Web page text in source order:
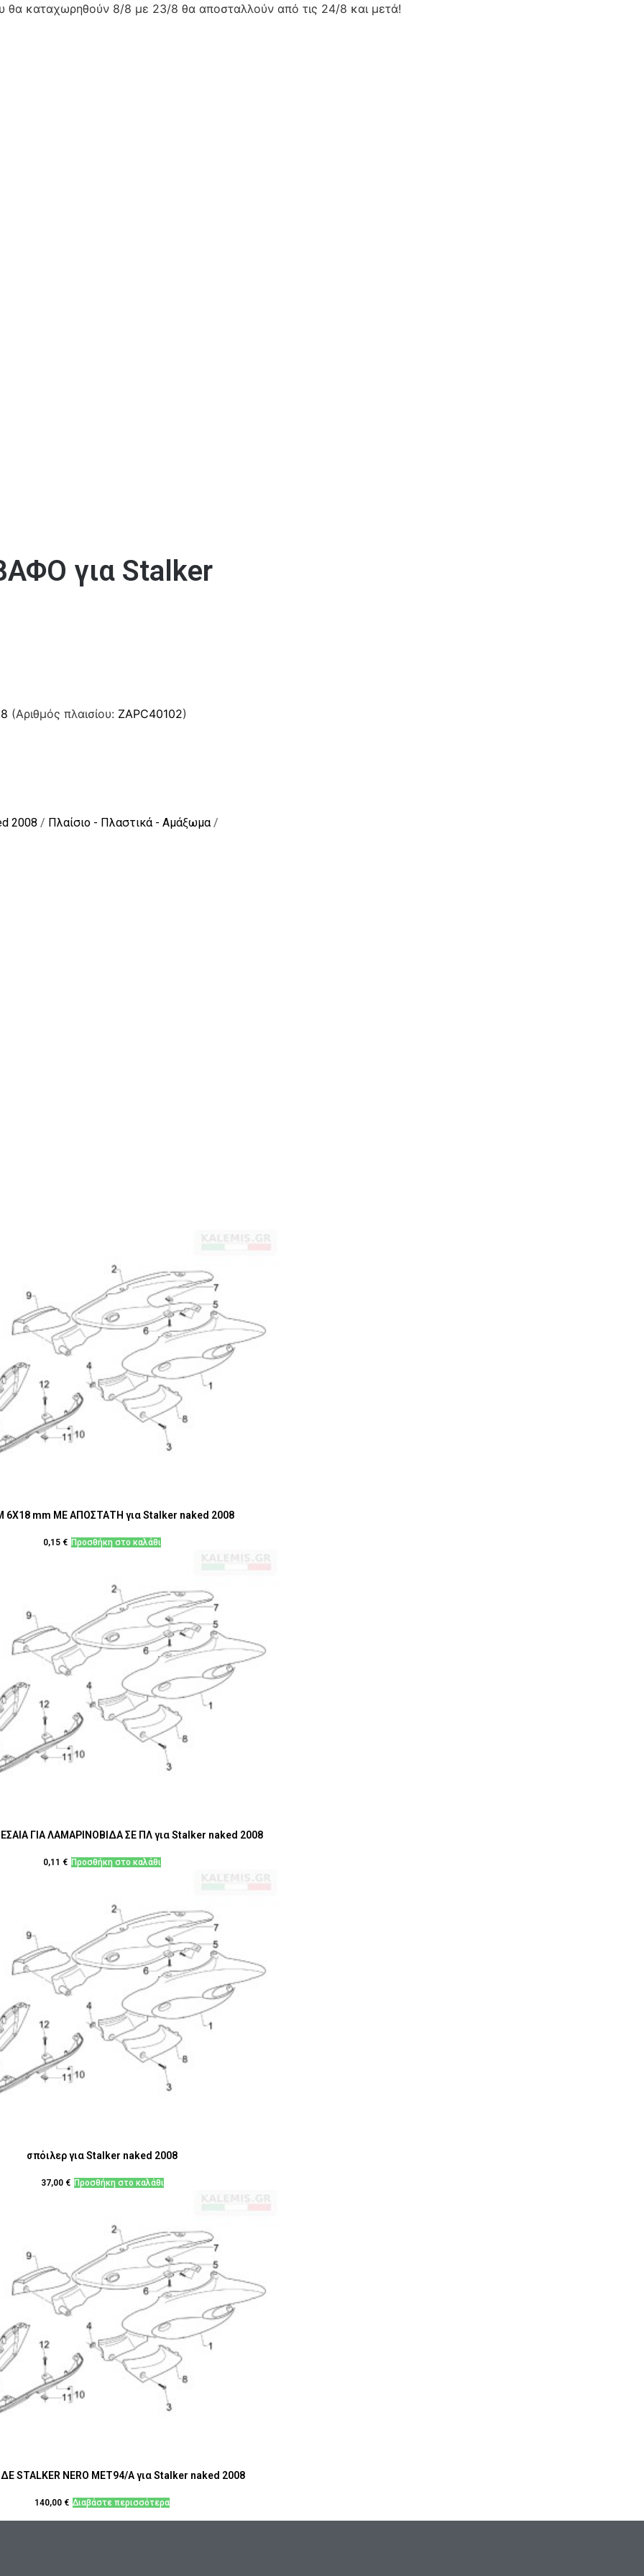
θα καταχωρηθούν 8/8 με 23/8 θα αποσταλλούν από τις 24/8 και μετά!
για Stalker
(Αριθμός πλαισίου: ZAPC40102)
2008 / Πλαίσιο - Πλαστικά - Αμάξωμα/
6X18 mm ΜΕ ΑΠΟΣΤΑΤΗ για Stalker naked 2008
0,15 € Προσθήκη στο καλάθι
ΓΙΑ ΛΑΜΑΡΙΝΟΒΙΔΑ ΣΕ ΠΛ για Stalker naked 2008
0,11 € Προσθήκη στο καλάθι
σπόιλερ για Stalker naked 2008
37,00 € Προσθήκη στο καλάθι
STALKER NERO MET94/A για Stalker naked 2008
140,00 € Διαβάστε περισσότερα